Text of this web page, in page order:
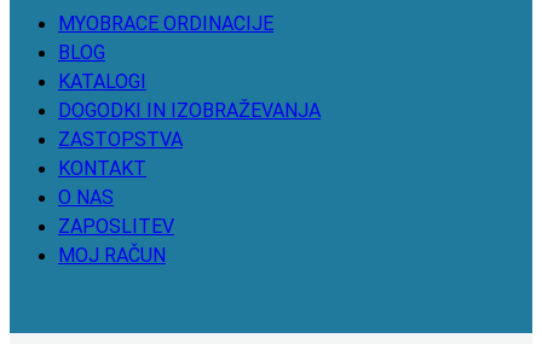
MYOBRACE ORDINACIJE
BLOG
KATALOGI
DOGODKI IN IZOBRAŽEVANJA
ZASTOPSTVA
KONTAKT
O NAS
ZAPOSLITEV
MOJ RAČUN